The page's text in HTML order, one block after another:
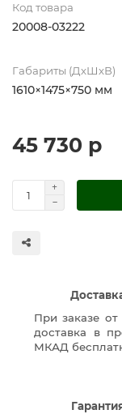
Код товара
20008-03222
Габариты (ДхШхВ)
1610×1475×750 мм
45 730 р
При заказе от
доставка в
МКАД